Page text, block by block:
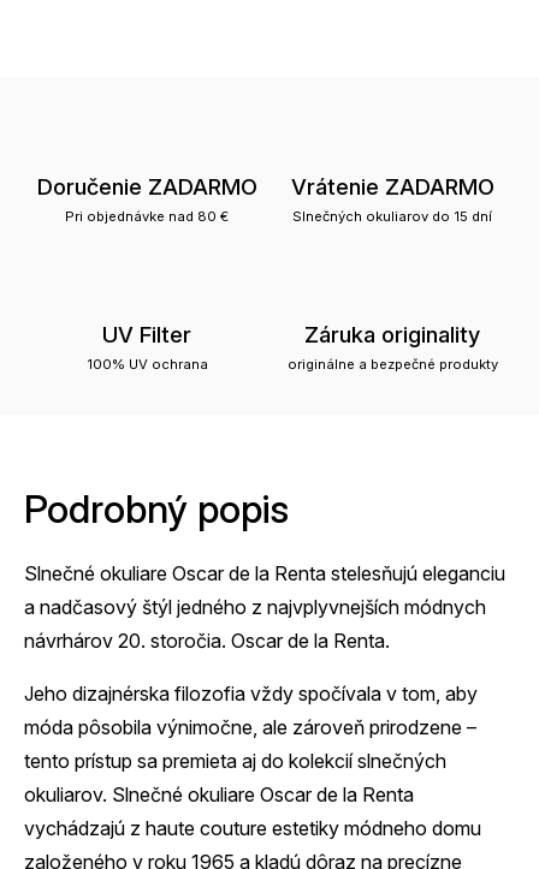
Doručenie ZADARMO
Pri objednávke nad 80 €
Vrátenie ZADARMO
Slnečných okuliarov do 15 dní
UV Filter
100% UV ochrana
Záruka originality
originálne a bezpečné produkty
Podrobný popis
Slnečné okuliare Oscar de la Renta stelesňujú eleganciu
a nadčasový štýl jedného z najvplyvnejších módnych
návrhárov 20. storočia. Oscar de la Renta.
Jeho dizajnérska filozofia vždy spočívala v tom, aby
móda pôsobila výnimočne, ale zároveň prirodzene –
tento prístup sa premieta aj do kolekcií slnečných
okuliarov. Slnečné okuliare Oscar de la Renta
vychádzajú z haute couture estetiky módneho domu
založeného v roku 1965 a kladú dôraz na precízne